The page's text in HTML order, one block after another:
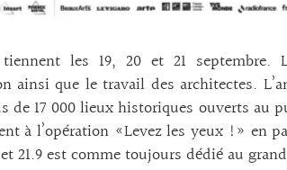
les 19, 20 et 21 septembre.
ainsi que le travail des architectes.
17 000 lieux historiques ouverts au
à l’opération «Levez les yeux !» en
21.9 est comme toujours dédié au